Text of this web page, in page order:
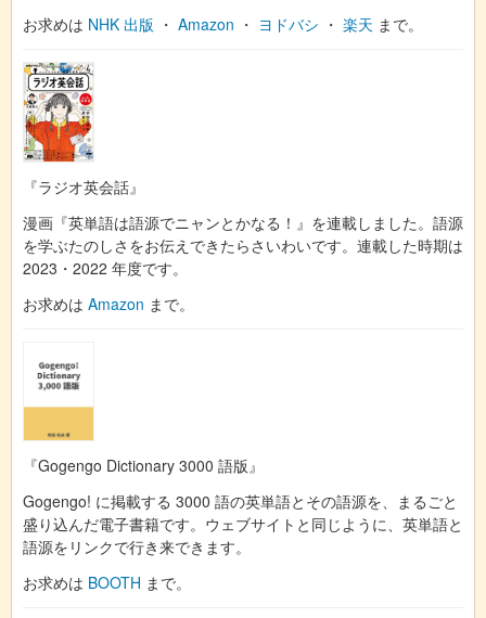
お求めは NHK 出版 ・ Amazon ・ ヨドバシ ・ 楽天 まで。
『ラジオ英会話』
漫画『英単語は語源でニャンとかなる！』を連載しました。語源
を学ぶたのしさをお伝えできたらさいわいです。連載した時期は
2023・2022 年度です。
お求めは Amazon まで。
『Gogengo Dictionary 3000 語版』
Gogengo! に掲載する 3000 語の英単語とその語源を、まるごと
盛り込んだ電子書籍です。ウェブサイトと同じように、英単語と
語源をリンクで行き来できます。
お求めは BOOTH まで。